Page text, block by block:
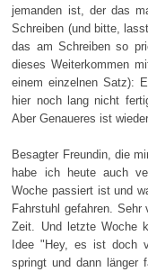
jemanden ist, der das
Schreiben (und bitte,
das am Schreiben so
dieses Weiterkommen
einem einzelnen Satz):
hier noch lang nicht
Aber Genaueres ist
Besagter Freundin, die
habe ich heute auch
Woche passiert ist und
Fahrstuhl gefahren.
Zeit. Und letzte Woche
Idee "Hey, es ist doch
springt und dann länger